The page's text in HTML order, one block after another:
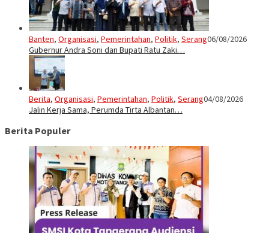
Banten, Organisasi, Pemerintahan, Politik, Serang06/08/2026
Gubernur Andra Soni dan Bupati Ratu Zaki…
Berita, Organisasi, Pemerintahan, Politik, Serang04/08/2026
Jalin Kerja Sama, Perumda Tirta Albantan…
Berita Populer